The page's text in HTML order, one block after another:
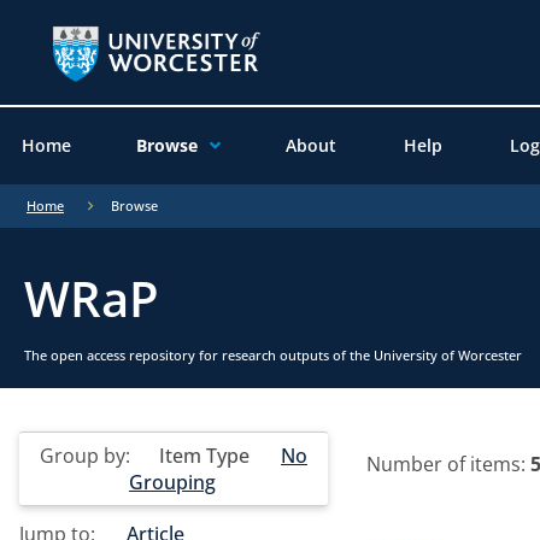
Home Browse About Help
Home Browse
WRaP
The open access repository for research outputs of the University of Worcester
Group by: Item Type
No
Grouping
Jump to:
Article
Number of items: 5